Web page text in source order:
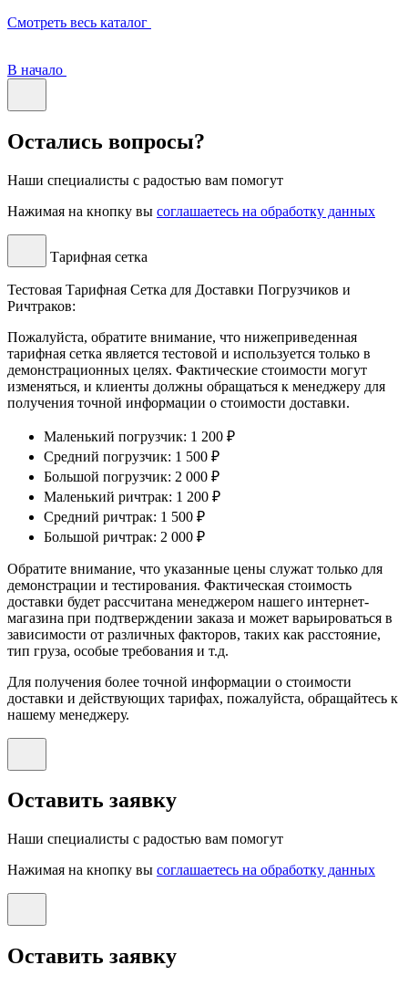
Смотреть весь каталог
В начало
Остались вопросы?
Наши специалисты с радостью вам помогут
Нажимая на кнопку вы соглашаетесь на обработку данных
Тарифная сетка
Тестовая Тарифная Сетка для Доставки Погрузчиков и
Ричтраков:
Пожалуйста, обратите внимание, что нижеприведенная
тарифная сетка является тестовой и используется только в
демонстрационных целях. Фактические стоимости могут
изменяться, и клиенты должны обращаться к менеджеру для
получения точной информации о стоимости доставки.
Маленький погрузчик: 1 200 ₽
Средний погрузчик: 1 500 ₽
Большой погрузчик: 2 000 ₽
Маленький ричтрак: 1 200 ₽
Средний ричтрак: 1 500 ₽
Большой ричтрак: 2 000 ₽
Обратите внимание, что указанные цены служат только для
демонстрации и тестирования. Фактическая стоимость
доставки будет рассчитана менеджером нашего интернет-
магазина при подтверждении заказа и может варьироваться в
зависимости от различных факторов, таких как расстояние,
тип груза, особые требования и т.д.
Для получения более точной информации о стоимости
доставки и действующих тарифах, пожалуйста, обращайтесь к
нашему менеджеру.
Оставить заявку
Наши специалисты с радостью вам помогут
Нажимая на кнопку вы соглашаетесь на обработку данных
Оставить заявку